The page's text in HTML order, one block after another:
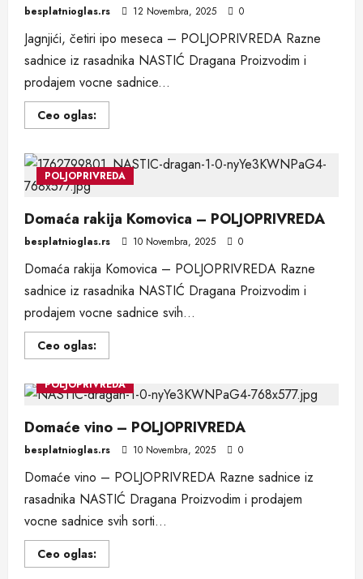
besplatnioglas.rs 12 Novembra, 2025 0
Jagnjići, četiri ipo meseca – POLJOPRIVREDA Razne
sadnice iz rasadnika NASTIĆ Dragana Proizvodim i
prodajem vocne sadnice...
Ceo oglas:Read
more
četiri
ipo
meseca
POLJOPRIVREDA
Domaća rakija Komovica – POLJOPRIVREDA
besplatnioglas.rs 10 Novembra, 2025 0
Domaća rakija Komovica – POLJOPRIVREDA Razne
sadnice iz rasadnika NASTIĆ Dragana Proizvodim i
prodajem vocne sadnice svih...
Ceo oglas:Read
more
rakija
Komovica
POLJOPRIVREDA
POLJOPRIVREDA
Domaće vino – POLJOPRIVREDA
besplatnioglas.rs 10 Novembra, 2025 0
Domaće vino – POLJOPRIVREDA Razne sadnice iz
rasadnika NASTIĆ Dragana Proizvodim i prodajem
vocne sadnice svih sorti...
Ceo oglas:Read
more